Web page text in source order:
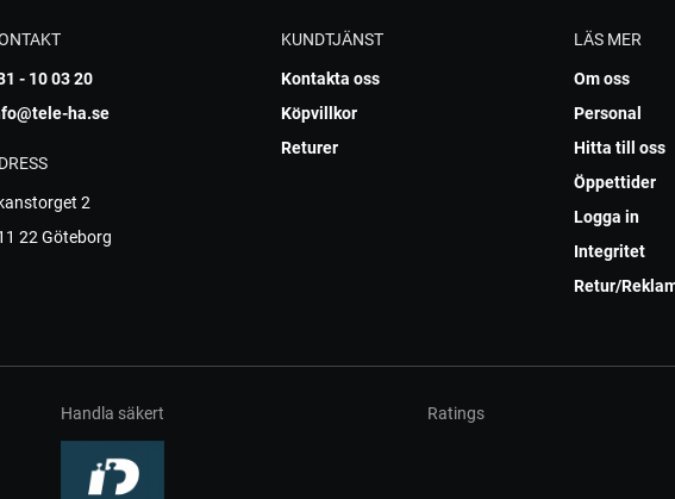
- 10 03 20
ha.se
2
22 Göteborg
KUNDTJÄNST
Kontakta oss
Köpvillkor
Returer
LÄS MER
Om oss
Personal
Hitta till oss
Öppettider
Logga in
Integritet
Retur/
Handla säkert Ratings